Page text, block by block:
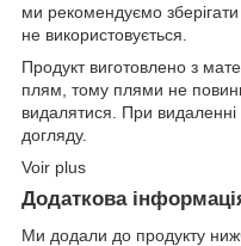
ми рекомендуємо зберігати
не використовується.
Продукт виготовлено з
плям, тому плями не
видалятися. При видаленні
догляду.
Voir plus
Додаткова
Ми додали до продукту